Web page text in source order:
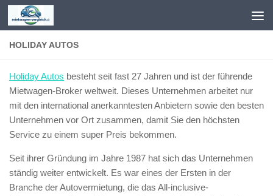
Zum Inhalt springen
HOLIDAY AUTOS
Holiday Autos besteht seit fast 27 Jahren und ist der führende
Mietwagen-Broker weltweit. Dieses Unternehmen arbeitet nur
mit den international anerkanntesten Anbietern sowie den besten
Unternehmen vor Ort zusammen, damit Sie den höchsten
Service zu einem super Preis bekommen.
Seit ihrer Gründung im Jahre 1987 hat sich das Unternehmen
ständig weiter entwickelt. Es war eines der Ersten in der
Branche der Autovermietung, die das All-inclusive-